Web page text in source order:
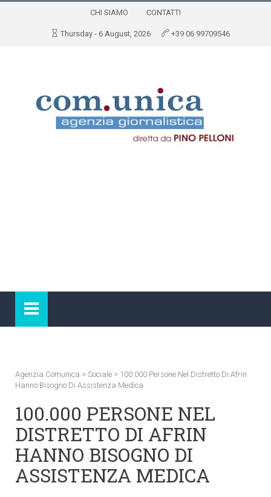
CHI SIAMO CONTATTI
Thursday - 6 August, 2026 +39 06 99709546
Agenzia Comunica > Sociale > 100.000 Persone Nel Distretto Di Afrin
Hanno Bisogno Di Assistenza Medica
100.000 PERSONE NEL
DISTRETTO DI AFRIN
HANNO BISOGNO DI
ASSISTENZA MEDICA